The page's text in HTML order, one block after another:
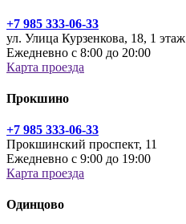
+7 985 333-06-33
ул. Улица Курзенкова, 18, 1 этаж
Ежедневно с 8:00 до 20:00
Карта проезда
Прокшино
+7 985 333-06-33
Прокшинский проспект, 11
Ежедневно с 9:00 до 19:00
Карта проезда
Одинцово